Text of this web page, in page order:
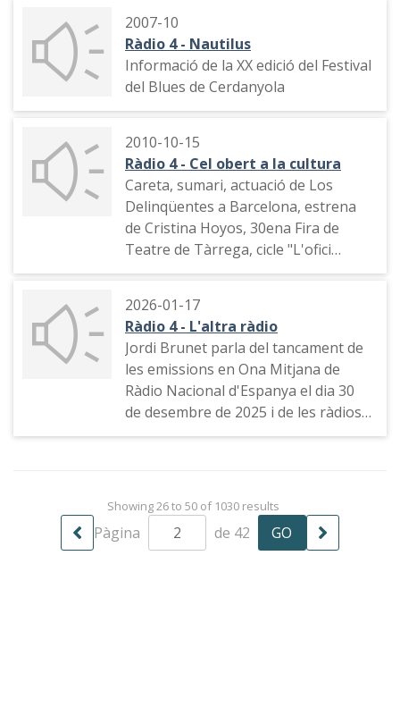
rumba tocada en directe a l'estudi
per David Canal, comiat
2007-10
Ràdio 4 - Nautilus
Informació de la XX edició del Festival
del Blues de Cerdanyola
2010-10-15
Ràdio 4 - Cel obert a la cultura
Careta, sumari, actuació de Los
Delinqüentes a Barcelona, estrena
de Cristina Hoyos, 30ena Fira de
Teatre de Tàrrega, cicle "L'ofici
d'escriptor" a Casa Amèrica, la sala
2026-01-17
Ràdio 4 - L'altra ràdio
Jordi Brunet parla del tancament de
les emissions en Ona Mitjana de
Ràdio Nacional d'Espanya el dia 30
de desembre de 2025 i de les ràdios
estrangeres que es poden escoltar a
Filosofia La Salle Universitat Ramon
Llull, Carles LLinàs, a la secció de
Tecnologia i Pensament reflexiona
Showing 26 to 50 of 1030 results
Pàgina de 42